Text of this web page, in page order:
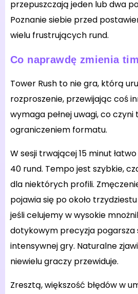
przepuszczają jeden lub dwa
Poznanie siebie przed
wielu frustrujących rund.
Co naprawdę zmienia
Tower Rush to nie gra, którą
rozproszenie, przewijając coś
wymaga pełnej uwagi, co czyni
ograniczeniem formatu.
W sesji trwającej 15 minut
40 rund. Tempo jest szybkie,
dla niektórych profili.
pojawia się po około
jeśli celujemy w wysokie
dotykowym precyzja pogarsza
intensywnej gry. Naturalne
niewielu graczy przewiduje.
Zresztą, większość błędów w